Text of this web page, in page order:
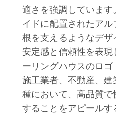
適さを強調していま
イドに配置されたア
根を支えるようなデザ
安定感と信頼性を表現
ーリングハウスのロ
施工業者、不動産、
種において、高品質
することをアピールす